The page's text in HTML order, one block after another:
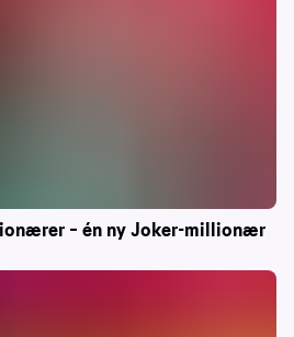
– én ny Joker-millionær